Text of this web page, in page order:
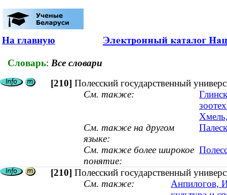
На главную
Словарь: Все словари
[210] Полесский государственный
См. также:
См. также на другом
языке:
См. также более широкое
понятие:
[210] Полесский государственный
См. также:
Анпилогов,